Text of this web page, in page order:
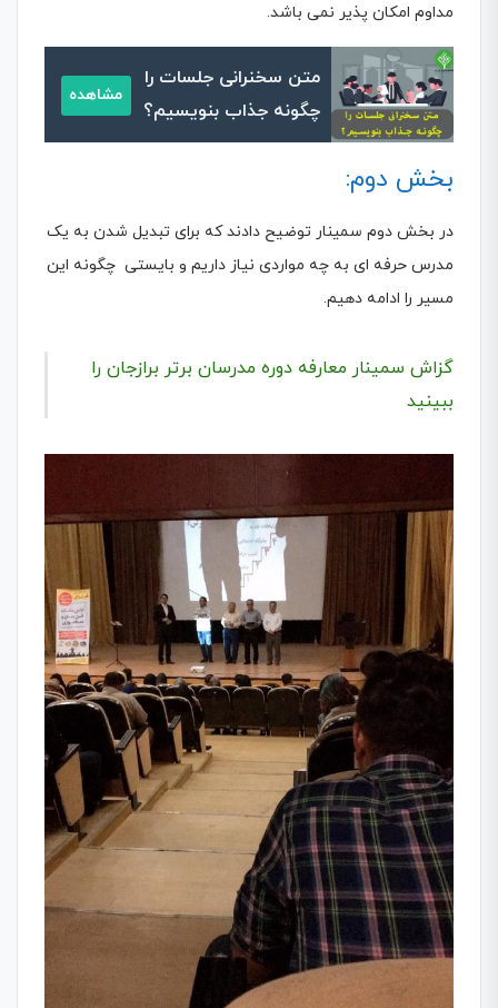
مداوم امکان پذیر نمی باشد.
متن سخنرانی جلسات را
چگونه جذاب بنویسیم؟
مشاهده
بخش دوم:
در بخش دوم سمینار توضیح دادند که برای تبدیل شدن به یک
مدرس حرفه ای به چه مواردی نیاز داریم و بایستی چگونه این
مسیر را ادامه دهیم.
گزاش سمینار معارفه دوره مدرسان برتر برازجان را
ببینید